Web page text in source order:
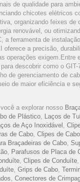
de qualidade para
chicotes elétricos
organizando feixes de
renovável, ou
a ferramenta de
oferece a precisão,
operações exigem.Entre
descobrir como o
de gerenciamento de
de maior eficiência e
a explorar nosso
de Plástico
Laços de
de Aço Inoxidável
de Cabo Clipes de Cabo
Braçadeiras de Cabo
Parafusos de Placa de
Clipes de Conduíte
Grips de Cabo
Conectores de